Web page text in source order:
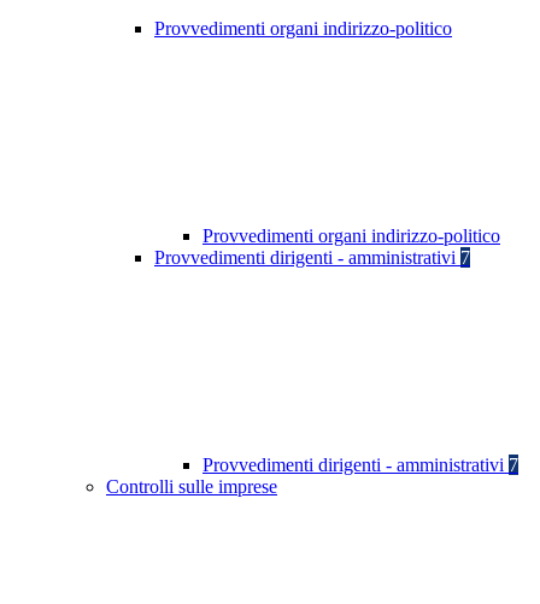
Provvedimenti organi indirizzo-politico
Provvedimenti organi indirizzo-politico
Provvedimenti dirigenti - amministrativi 7
Provvedimenti dirigenti - amministrativi 7
Controlli sulle imprese